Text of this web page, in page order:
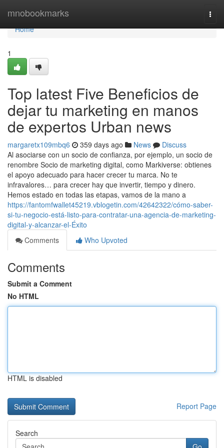
mnobookmarks
Home
Home
1
Top latest Five Beneficios de
dejar tu marketing en manos
de expertos Urban news
margaretx109mbq6 359 days ago News
Discuss
Al asociarse con un socio de confianza, por ejemplo, un socio de
renombre Socio de marketing digital, como Markiverse: obtienes
el apoyo adecuado para hacer crecer tu marca. No te
infravalores… para crecer hay que invertir, tiempo y dinero.
Hemos estado en todas las etapas, vamos de la mano a
https://fantomfwallet45219.vblogetin.com/42642322/cómo-saber-
si-tu-negocio-está-listo-para-contratar-una-agencia-de-marketing-
digital-y-alcanzar-el-Éxito
Comments
Who Upvoted
Comments
Submit a Comment
No HTML
HTML is disabled
Report Page
Search